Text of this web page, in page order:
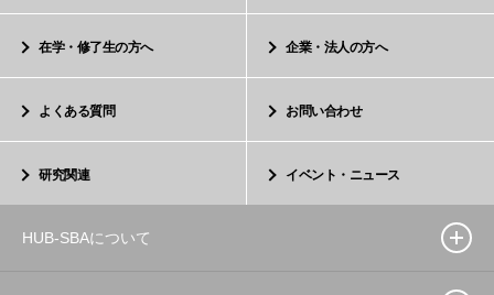
在学・修了生の方へ 企業・法人の方へ
よくある質問 お問い合わせ
研究関連 イベント・ニュース
HUB-SBAについて